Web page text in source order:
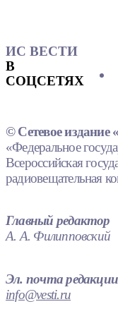
ИС ВЕСТИ
В
СОЦСЕТЯХ
© Сетевое издание
«Федеральное
Всероссийская
радиовещательная
Главный редактор
А. А. Филипповский
Эл. почта редакции
info@vesti.ru